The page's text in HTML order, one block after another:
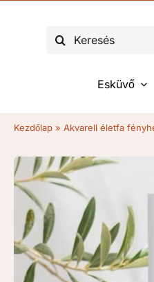
Keresés...
Esküvő
Kezdőlap » Akvarell életfa